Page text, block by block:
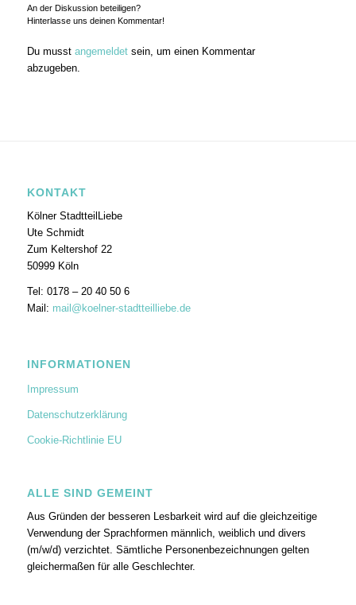
An der Diskussion beteiligen?
Hinterlasse uns deinen Kommentar!
Du musst angemeldetsein, um einen Kommentar
abzugeben.
KONTAKT
Kölner StadtteilLiebe
Ute Schmidt
Zum Keltershof 22
50999 Köln
Tel: 0178 – 20 40 50 6
Mail: mail@koelner-stadtteilliebe.de
INFORMATIONEN
Impressum
Datenschutzerklärung
Cookie-Richtlinie EU
ALLE SIND GEMEINT
Aus Gründen der besseren Lesbarkeit wird auf die gleichzeitige
Verwendung der Sprachformen männlich, weiblich und divers
(m/w/d) verzichtet. Sämtliche Personenbezeichnungen gelten
gleichermaßen für alle Geschlechter.